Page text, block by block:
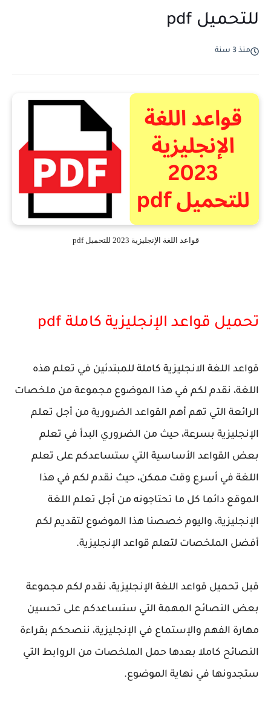
للتحميل pdf
منذ 3 سنة
قواعد اللغة الإنجليزية 2023 للتحميل pdf
تحميل قواعد الإنجليزية كاملة pdf
قواعد اللغة الانجليزية كاملة للمبتدئين في تعلم هذه
اللغة، نقدم لكم في هذا الموضوع مجموعة من ملخصات
الرائعة التي تهم أهم القواعد الضرورية من أجل تعلم
الإنجليزية بسرعة، حيث من الضروري البدأ في تعلم
بعض القواعد الأساسية التي ستساعدكم على تعلم
اللغة في أسرع وقت ممكن، حيث نقدم لكم في هذا
الموقع دائما كل ما تحتاجونه من أجل تعلم اللغة
الإنجليزية، واليوم خصصنا هذا الموضوع لتقديم لكم
أفضل الملخصات لتعلم قواعد الإنجليزية.
قبل تحميل قواعد اللغة الإنجليزية، نقدم لكم مجموعة
بعض النصائح المهمة التي ستساعدكم على تحسين
مهارة الفهم والإستماع في الإنجليزية، ننصحكم بقراءة
النصائح كاملا بعدها حمل الملخصات من الروابط التي
ستجدونها في نهاية الموضوع.